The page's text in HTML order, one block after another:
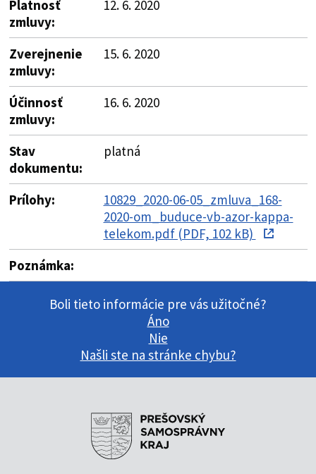
Platnosť
zmluvy:
12. 6. 2020
Zverejnenie
zmluvy:
15. 6. 2020
Účinnosť
zmluvy:
16. 6. 2020
Stav
dokumentu:
platná
Prílohy:
10829_2020-06-05_zmluva_168-
2020-om_buduce-vb-azor-kappa-
telekom.pdf (PDF, 102 kB)
Poznámka:
Boli tieto informácie pre vás užitočné?
Áno
Nie
Našli ste na stránke chybu?